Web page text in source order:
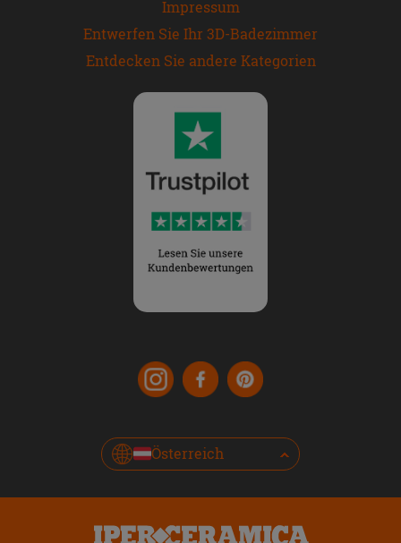
Impressum
Entwerfen Sie Ihr 3D-Badezimmer
Entdecken Sie andere Kategorien
Österreich